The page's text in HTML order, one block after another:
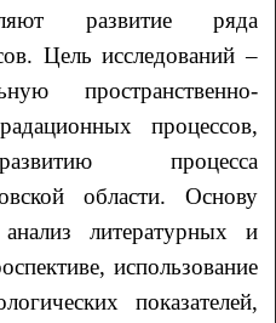
развитие ряда
Цель исследований –
пространственно-
процессов,
процесса
области. Основу
анализ литературных и
использование
показателей,